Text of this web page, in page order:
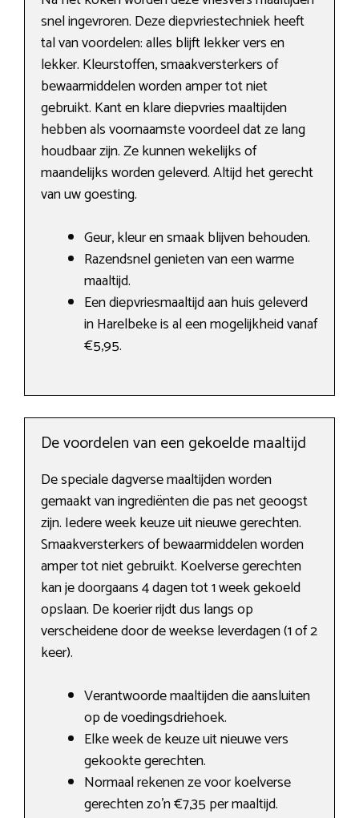
snel ingevroren. Deze diepvriestechniek heeft
tal van voordelen: alles blijft lekker vers en
lekker. Kleurstoffen, smaakversterkers of
bewaarmiddelen worden amper tot niet
gebruikt. Kant en klare diepvries maaltijden
hebben als voornaamste voordeel dat ze lang
houdbaar zijn. Ze kunnen wekelijks of
maandelijks worden geleverd. Altijd het gerecht
van uw goesting.
Geur, kleur en smaak blijven behouden.
Razendsnel genieten van een warme
maaltijd.
Een diepvriesmaaltijd aan huis geleverd
in Harelbeke is al een mogelijkheid vanaf
€5,95.
De voordelen van een gekoelde maaltijd
De speciale dagverse maaltijden worden
gemaakt van ingrediënten die pas net geoogst
zijn. Iedere week keuze uit nieuwe gerechten.
Smaakversterkers of bewaarmiddelen worden
amper tot niet gebruikt. Koelverse gerechten
kan je doorgaans 4 dagen tot 1 week gekoeld
opslaan. De koerier rijdt dus langs op
verscheidene door de weekse leverdagen (1 of 2
keer).
Verantwoorde maaltijden die aansluiten
op de voedingsdriehoek.
Elke week de keuze uit nieuwe vers
gekookte gerechten.
Normaal rekenen ze voor koelverse
gerechten zo’n €7,35 per maaltijd.